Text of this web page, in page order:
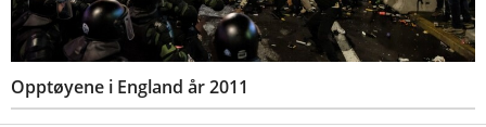
Opptøyene i England år 2011